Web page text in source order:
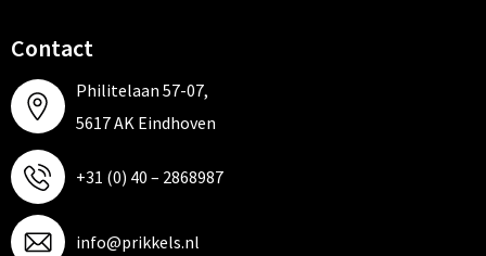
Contact
Philitelaan 57-07,
5617 AK Eindhoven
+31 (0) 40 – 2868987
info@prikkels.nl